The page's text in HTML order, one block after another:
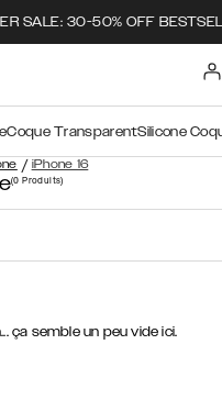
SALE: 30-50% OFF
/ iPhone 16
Coque TransparentSilicone
(0Produits)
ça semble un peu vide ici.